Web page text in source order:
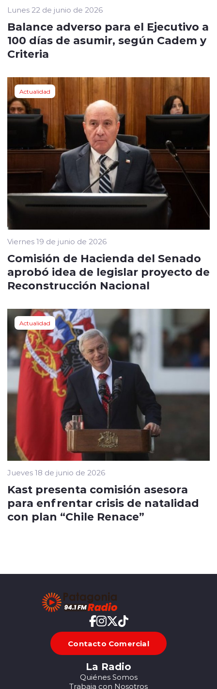
Lunes 22 de junio de 2026
Balance adverso para el Ejecutivo a
100 días de asumir, según Cadem y
Criteria
Actualidad
Viernes 19 de junio de 2026
Comisión de Hacienda del Senado
aprobó idea de legislar proyecto de
Reconstrucción Nacional
Actualidad
Jueves 18 de junio de 2026
Kast presenta comisión asesora
para enfrentar crisis de natalidad
con plan “Chile Renace”
Contacto Comercial
La Radio
Quiénes Somos
Trabaja con Nosotros